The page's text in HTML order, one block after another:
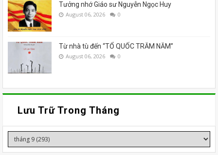
Tưởng nhớ Giáo sư Nguyễn Ngọc Huy
August 06, 2026 0
Từ nhà tù đến “TỔ QUỐC TRĂM NĂM”
August 06, 2026 0
Lưu Trữ Trong Tháng